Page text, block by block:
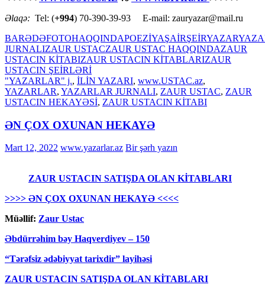
Əlaqə: Tel: (+994) 70-390-39-93 E-mail: zauryazar@mail.ru
BARƏDƏFOTOHAQQINDAPOEZİYAŞAİRŞEİRYAZAR
JURNALIZAUR USTACZAUR USTAC HAQQINDAZAUR
USTACIN KİTABIZAUR USTACIN KİTABLARIZAUR
USTACIN ŞEİRLƏRİ
"YAZARLAR" j., İLİN YAZARI, www.USTAC.az,
YAZARLAR, YAZARLAR JURNALI, ZAUR USTAC, ZAUR
USTACIN HEKAYƏSİ, ZAUR USTACIN KİTABI
ƏN ÇOX OXUNAN HEKAYƏ
Mart 12, 2022 www.yazarlar.az Bir şərh yazın
ZAUR USTACIN SATIŞDA OLAN KİTABLARI
>>>> ƏN ÇOX OXUNAN HEKAYƏ <<<<
Müəllif: Zaur Ustac
Əbdürrəhim bəy Haqverdiyev – 150
“Tərəfsiz ədəbiyyat tarixdir” layihəsi
ZAUR USTACIN SATIŞDA OLAN KİTABLARI